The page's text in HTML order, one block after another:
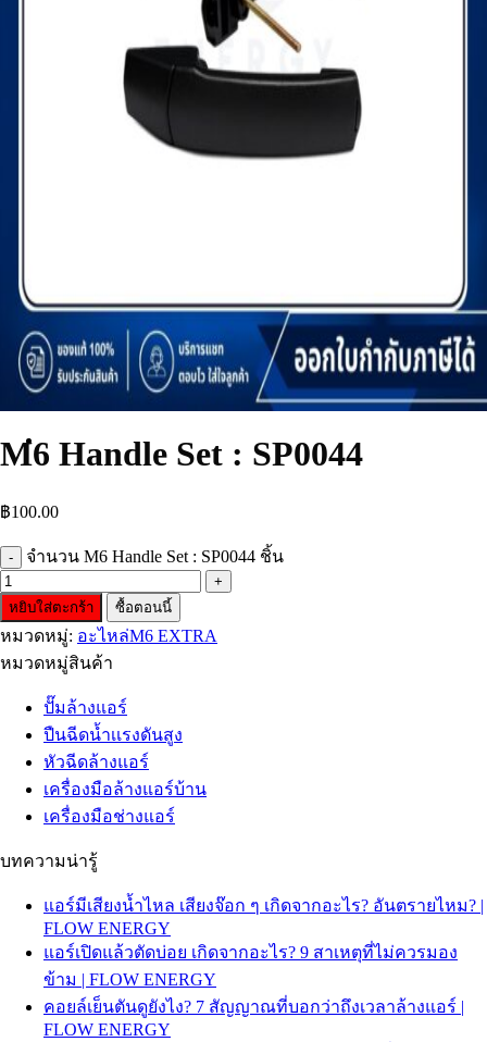
Thai
M6 Handle Set : SP0044
฿100.00
จำนวน M6 Handle Set : SP0044 ชิ้น
หยิบใส่ตะกร้า ซื้อตอนนี้
หมวดหมู่: อะไหล่M6 EXTRA
หมวดหมู่สินค้า
ปั๊มล้างแอร์
ปืนฉีดน้ำเเรงดันสูง
หัวฉีดล้างแอร์
เครื่องมือล้างแอร์บ้าน
เครื่องมือช่างแอร์
บทความน่ารู้
แอร์มีเสียงน้ำไหล เสียงจ๊อก ๆ เกิดจากอะไร? อันตรายไหม? |
FLOW ENERGY
แอร์เปิดแล้วตัดบ่อย เกิดจากอะไร? 9 สาเหตุที่ไม่ควรมอง
ข้าม | FLOW ENERGY
คอยล์เย็นตันดูยังไง? 7 สัญญาณที่บอกว่าถึงเวลาล้างแอร์ |
FLOW ENERGY